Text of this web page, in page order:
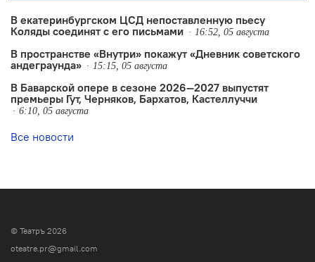
В екатеринбургском ЦСД непоставленную пьесу
Коляды соединят с его письмами
16:52, 05 августа
В пространстве «Внутри» покажут «Дневник советского
андеграунда»
15:15, 05 августа
В Баварской опере в сезоне 2026—2027 выпустят
премьеры Гут, Черняков, Бархатов, Кастеллуччи
6:10, 05 августа
Все новости
© Театръ 2026
oteatre.pr@gmail.com